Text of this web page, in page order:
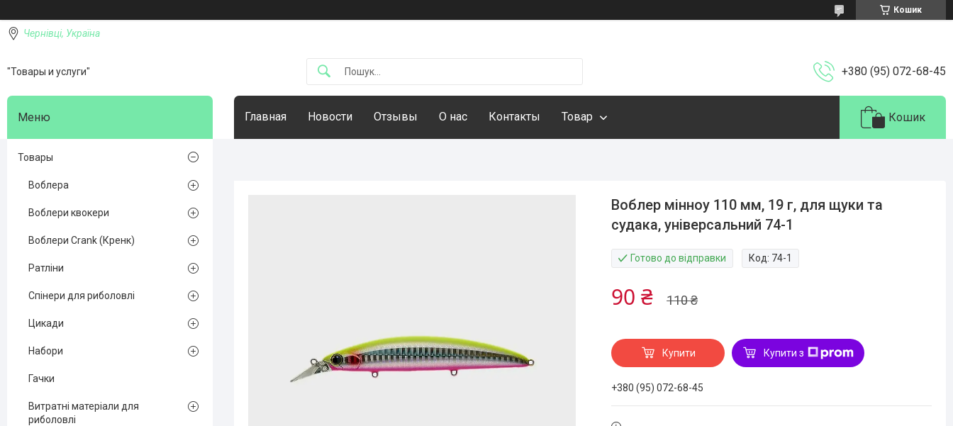
Кошик
Чернівці, Україна
"Товары и услуги" +380 (95) 072-68-45
Главная Новости Отзывы О нас Контакты Товар Кошик
Воблер мінноу 110 мм, 19 г, для щуки та
судака, універсальний 74-1
Готово до відправки Код: 74-1
110 ₴
90 ₴
Купити Купити з
+380 (95) 072-68-45
Товары
Воблера
Воблери квокери
Воблери Crank (Кренк)
Ратліни
Спінери для риболовлі
Цикади
Набори
Гачки
Витратні матеріали для
риболовлі